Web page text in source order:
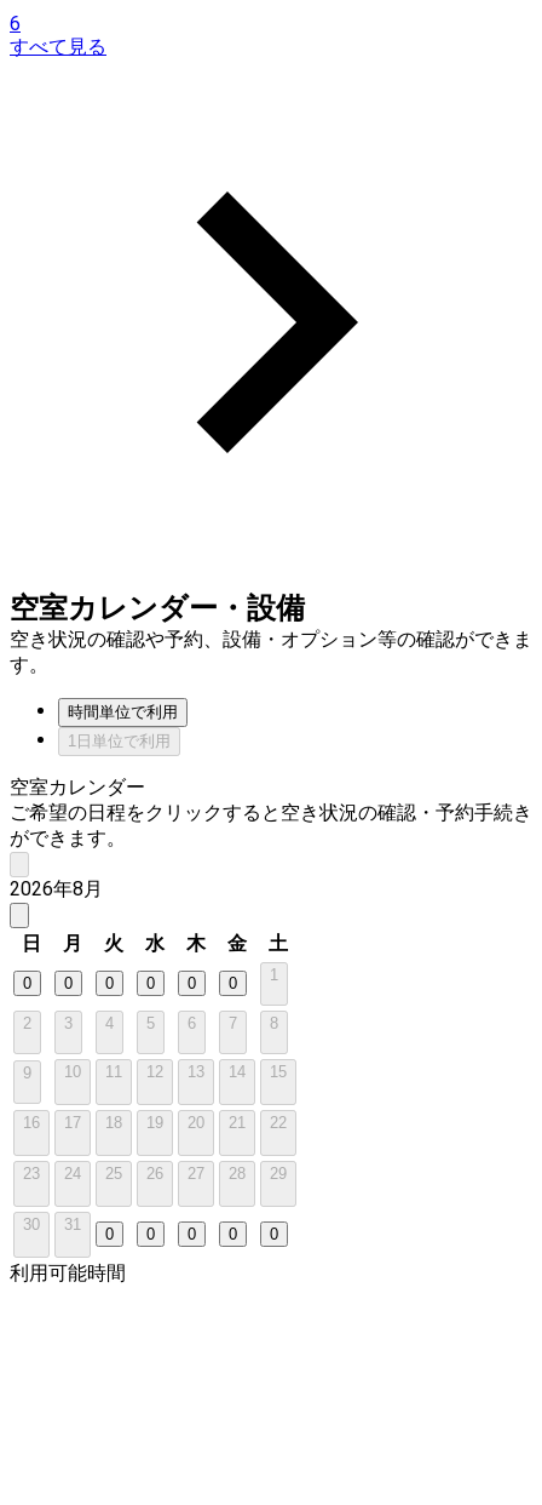
6
すべて見る
空室カレンダー・設備
空き状況の確認や予約、設備・オプション等の確認ができま
す。
時間単位で利用
1日単位で利用
空室カレンダー
ご希望の日程をクリックすると空き状況の確認・予約手続き
ができます。
2026年8月
日 月 火 水 木 金 土
0 0 0 0 0 0 1
2 3 4 5 6 7 8
9 10 11 12 13 14 15
16 17 18 19 20 21 22
23 24 25 26 27 28 29
30 31
0 0 0 0 0
利用可能時間